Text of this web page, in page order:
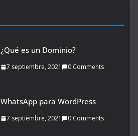
¿Qué es un Dominio?
7 septiembre, 2021 0 Comments
WhatsApp para WordPress
7 septiembre, 2021 0 Comments